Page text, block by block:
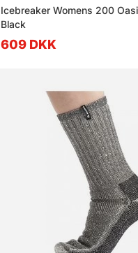
Icebreaker Womens 200
Black
609 DKK